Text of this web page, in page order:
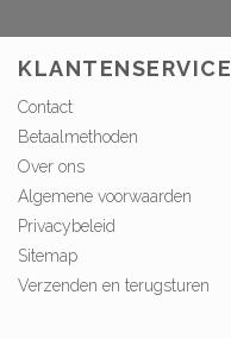
KLANTENSERVICE
Contact
Betaalmethoden
Over ons
Algemene voorwaarden
Privacybeleid
Sitemap
Verzenden en terugsturen